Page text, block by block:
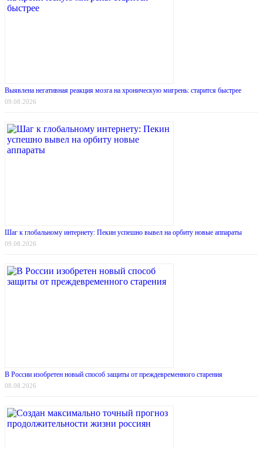
Выявлена негативная реакция мозга на хроническую мигрень: старится быстрее
09.08.2026
Шаг к глобальному интернету: Пекин успешно вывел на орбиту новые аппараты
09.08.2026
В России изобретен новый способ защиты от преждевременного старения
08.08.2026